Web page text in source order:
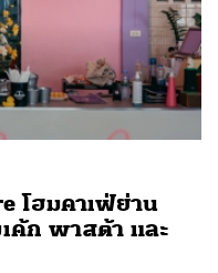
โฮมคาเฟ่ย่าน
ค้ก พาสต้า และ